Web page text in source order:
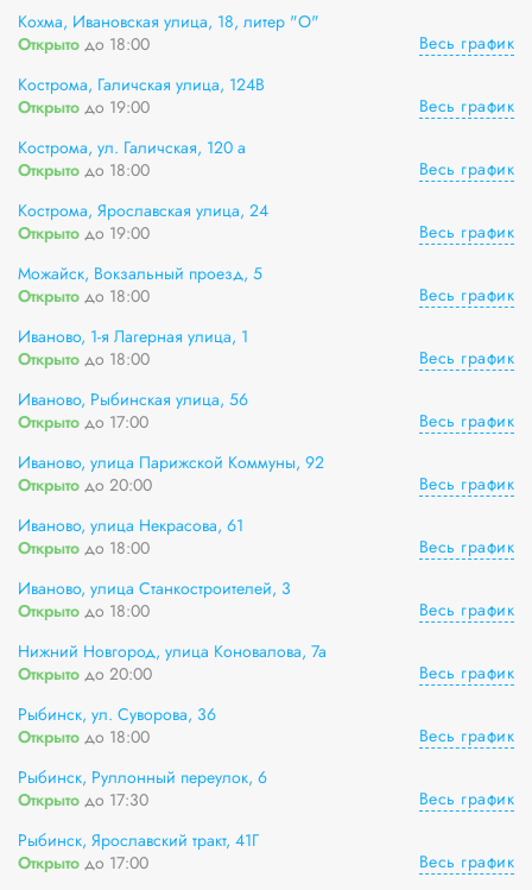
Кохма, Ивановская улица, 18, литер "О"
Открыто до 18:00
Весь график
Кострома, Галичская улица, 124В
Открыто до 19:00
Весь график
Кострома, ул. Галичская, 120 а
Открыто до 18:00
Весь график
Кострома, Ярославская улица, 24
Открыто до 19:00
Весь график
Можайск, Вокзальный проезд, 5
Открыто до 18:00
Весь график
Иваново, 1-я Лагерная улица, 1
Открыто до 18:00
Весь график
Иваново, Рыбинская улица, 56
Открыто до 17:00
Весь график
Иваново, улица Парижской Коммуны, 92
Открыто до 20:00
Весь график
Иваново, улица Некрасова, 61
Открыто до 18:00
Весь график
Иваново, улица Станкостроителей, 3
Открыто до 18:00
Весь график
Нижний Новгород, улица Коновалова, 7а
Открыто до 20:00
Весь график
Рыбинск, ул. Суворова, 36
Открыто до 18:00
Весь график
Рыбинск, Руллонный переулок, 6
Открыто до 17:30
Весь график
Рыбинск, Ярославский тракт, 41Г
Открыто до 17:00
Весь график